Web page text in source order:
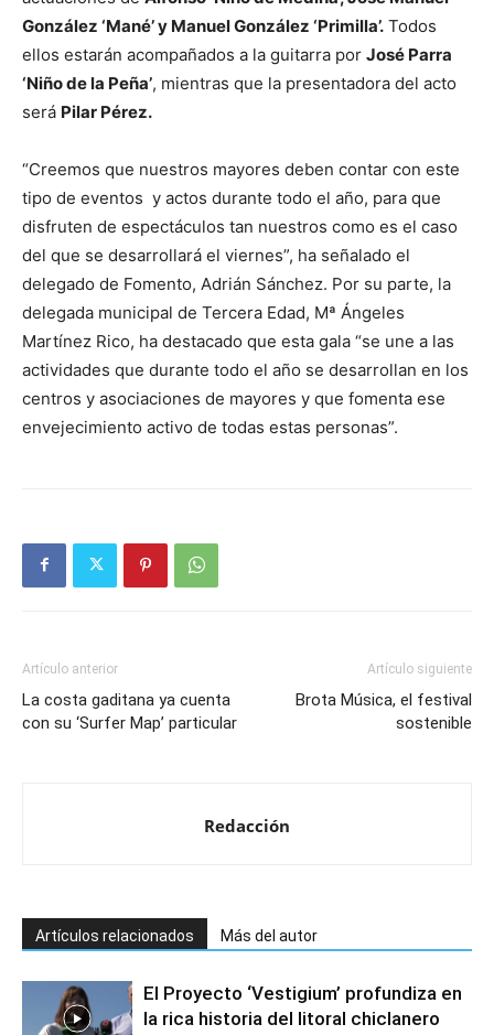
González ‘Mané’ y Manuel González ‘Primilla’. Todos
ellos estarán acompañados a la guitarra por José Parra
‘Niño de la Peña’, mientras que la presentadora del acto
será Pilar Pérez.
“Creemos que nuestros mayores deben contar con este
tipo de eventos y actos durante todo el año, para que
disfruten de espectáculos tan nuestros como es el caso
del que se desarrollará el viernes”, ha señalado el
delegado de Fomento, Adrián Sánchez. Por su parte, la
delegada municipal de Tercera Edad, Mª Ángeles
Martínez Rico, ha destacado que esta gala “se une a las
actividades que durante todo el año se desarrollan en los
centros y asociaciones de mayores y que fomenta ese
envejecimiento activo de todas estas personas”.
Artículo anterior
La costa gaditana ya cuenta
con su ‘Surfer Map’ particular
Artículo siguiente
Brota Música, el festival
sostenible
Redacción
Artículos relacionados Más del autor
El Proyecto ‘Vestigium’ profundiza en
la rica historia del litoral chiclanero